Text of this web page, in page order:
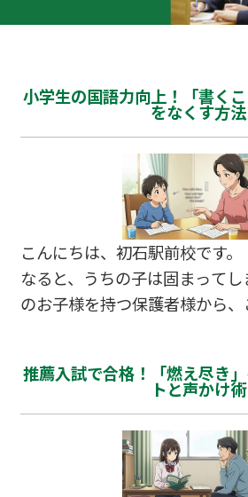
小学生の国語力向上！「書く
をなくす方法
こんにちは、初石駅前校です
なると、うちの子は固まって
のお子様を持つ保護者様から
だけでなく、すべての科目の
る重要な問題です。 しかし、
習で、誰でも確実に伸ばすこと
に余裕のある冬休みは、この苦
絶好の機会です。流山市、柏市
推薦入試で合格！「燃え尽き
トと声かけ術